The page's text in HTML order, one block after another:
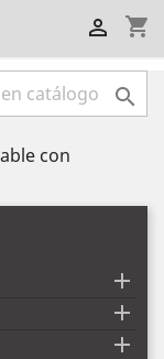
shopping_cart


con


